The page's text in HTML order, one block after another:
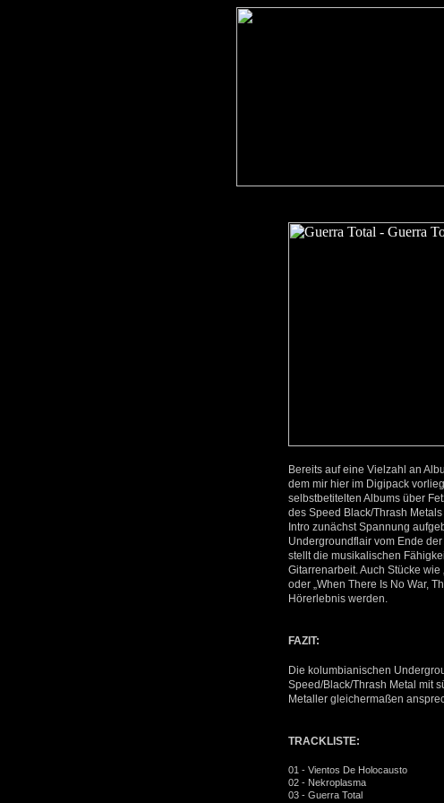
Bereits auf eine Vielzahl an
dem mir hier im Digipack
selbstbetitelten Albums über
des Speed Black/Thrash
Intro zunächst Spannung
Undergroundflair vom Ende
stellt die musikalischen
Gitarrenarbeit. Auch Stücke
oder „When There Is No War,
Hörerlebnis werden.
FAZIT:
Die kolumbianischen
Speed/Black/Thrash Metal mit
Metaller gleichermaßen
TRACKLISTE:
01 - Vientos De Holocausto
02 - Nekroplasma
03 - Guerra Total